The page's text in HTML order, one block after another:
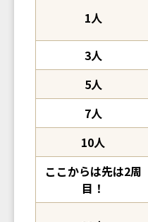
1人
3人
5人
7人
10人
ここからは先は2周
目！